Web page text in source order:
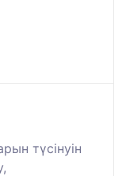
түсінуін